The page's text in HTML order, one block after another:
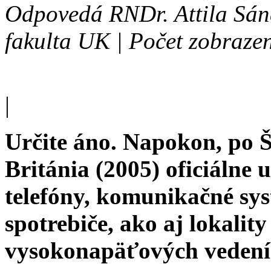
Odpovedá RNDr. Attila
fakulta UK | Počet
|
Určite áno. Napokon, po
Británia (2005) oficiálne
telefóny, komunikačné
spotrebiče, ako aj
vysokonapäťových